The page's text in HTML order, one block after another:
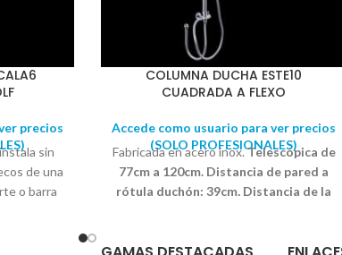
precios
sin
de una
o barra
COLUMNA DUCHA ESTE10
CUADRADA A FLEXO
Accede como usuario para ver precios
(SOLO PROFESIONALES)
Fabricada en acero inox.Telescópica de
77cm a 120cm. Distancia de pared a
rótula duchón: 39cm. Distancia de la
ducha 1 Mango de ducha antical Ebro 1